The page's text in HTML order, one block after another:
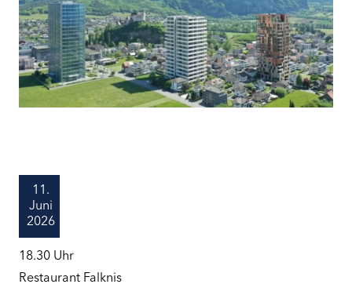
11.
Juni
2026
18.30 Uhr
Restaurant Falknis